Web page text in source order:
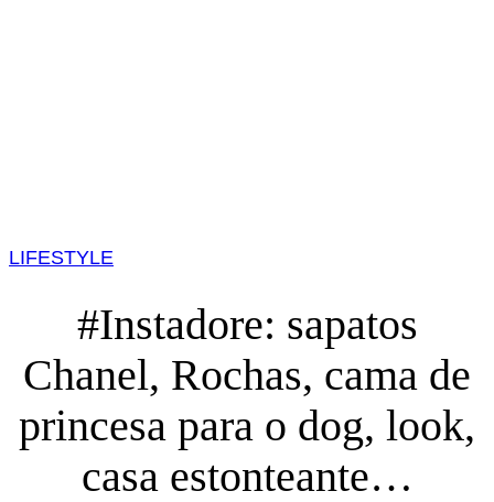
LIFESTYLE
#Instadore: sapatos
Chanel, Rochas, cama de
princesa para o dog, look,
casa estonteante…